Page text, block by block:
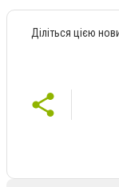
Діліться цією